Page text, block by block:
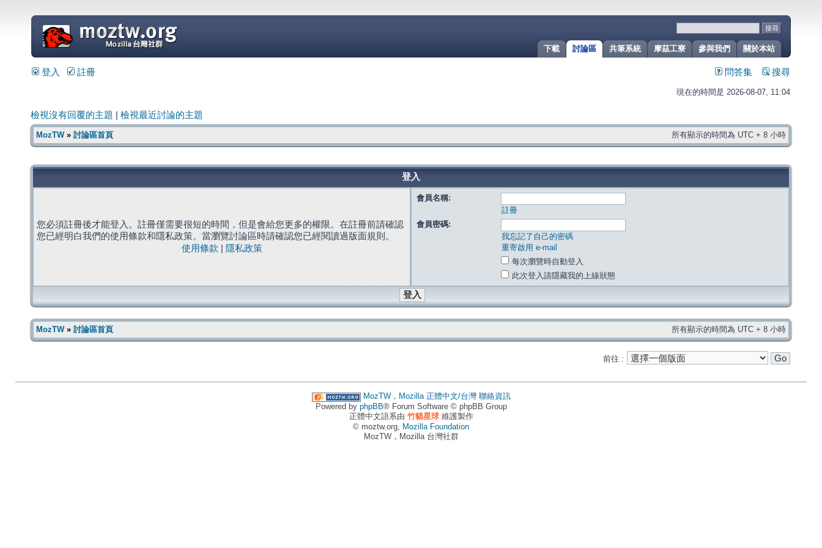
關於本站
參與我們
摩茲工寮
共筆系統
討論區
下載
=
登入 註冊 問答集 搜尋
現在的時間是 2026-08-07, 11:04
檢視沒有回覆的主題 檢視最近討論的主題
MozTW» 討論區首頁 所有顯示的時間為 UTC + 8 小時
登入
您必須註冊後才能登入。註冊僅需要很短的時間，但是會給您更多的權限。在註冊前請確認
您已經明白我們的使用條款和隱私政策。當瀏覽討論區時請確認您已經閱讀過版面規則。
使用條款
隱私政策
會員名稱:
註冊
會員密碼:
我忘記了自己的密碼
重寄啟用 e-mail
每次瀏覽時自動登入
此次登入請隱藏我的上線狀態
MozTW» 討論區首頁 所有顯示的時間為 UTC + 8 小時
前往 :
MozTW，Mozilla 正體中文/台灣 聯絡資訊
Powered by phpBB® Forum Software © phpBB Group
正體中文語系由 竹貓星球維護製作
© moztw.org, Mozilla Foundation
MozTW，Mozilla 台灣社群